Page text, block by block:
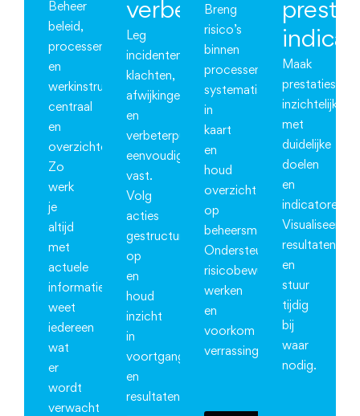
Beheer
beleid,
processen
en
werkinstructies
centraal
en
overzichtelijk.
Zo
werk
je
altijd
met
actuele
informatie,
weet
iedereen
wat
er
wordt
verwacht
verbeteracties
Leg
incidenten,
klachten,
afwijkingen
en
verbeterpunten
eenvoudig
vast.
Volg
acties
gestructureerd
op
en
houd
inzicht
in
voortgang
en
resultaten.
Breng
risico’s
binnen
processen
systematisch
in
kaart
en
houd
overzicht
op
beheersmaatregelen.
Ondersteun
risicobewust
werken
en
voorkom
verrassingen.
Maak
prestaties
inzichtelijk
met
duidelijke
doelen
en
indicatoren.
Visualiseer
resultaten
en
stuur
tijdig
bij
waar
nodig.